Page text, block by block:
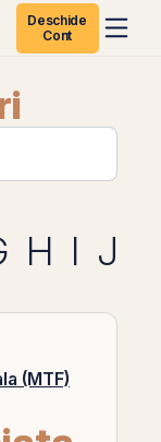
Deschide
Cont
H I J
(MTF)